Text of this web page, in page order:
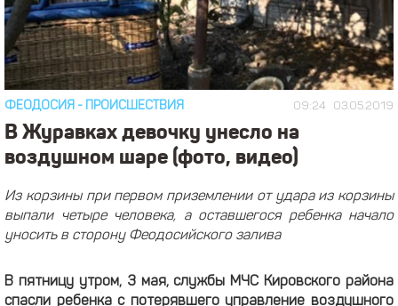
09:24 03.05.2019
ФЕОДОСИЯ - ПРОИСШЕСТВИЯ
В Журавках девочку унесло на
воздушном шаре (фото, видео)
Из корзины при первом приземлении от удара из корзины
выпали четыре человека, а оставшегося ребенка начало
уносить в сторону Феодосийского залива
В пятницу утром, 3 мая, службы МЧС Кировского района
спасли ребенка с потерявшего управление воздушного